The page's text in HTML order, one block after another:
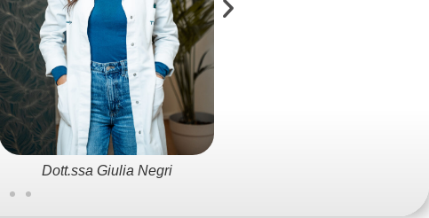
Dott.ssa Giulia Negri